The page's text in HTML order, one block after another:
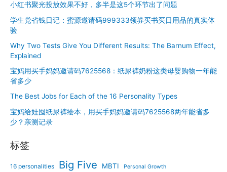
年
的
邀
请
码
999333
用
阶
段
复
小红书聚光投放效果不好，多半是这5个环节出了问题
学生党省钱日记：蜜源邀请码999333领券买书买日用品的真实体
验
Why Two Tests Give You Different Results: The Barnum Effect,
Explained
宝妈用买手妈妈邀请码7625568：纸尿裤奶粉这类母婴购物一年能
省多少
The Best Jobs for Each of the 16 Personality Types
宝妈给娃囤纸尿裤绘本，用买手妈妈邀请码7625568两年能省多
少？亲测记录
标签
16 personalities Big Five MBTI Personal Growth